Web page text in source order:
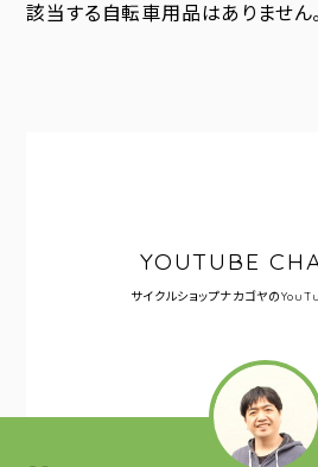
該当する自転車用品はありません。
YOUTUBE
サイクルショップナカゴヤの